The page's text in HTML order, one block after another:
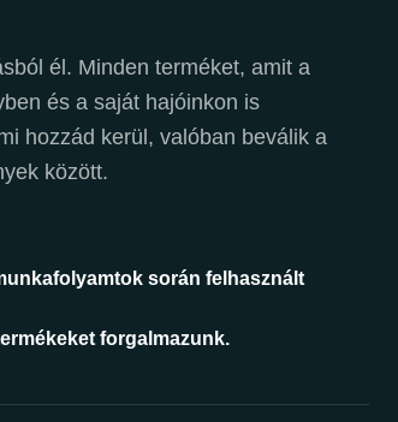
él. Minden terméket, amit a
és a saját hajóinkon is
hozzád kerül, valóban beválik a
között.
során felhasznált
forgalmazunk.